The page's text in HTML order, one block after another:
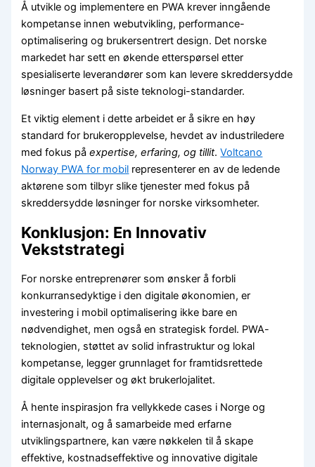
Å utvikle og implementere en PWA krever inngående
kompetanse innen webutvikling, performance-
optimalisering og brukersentrert design. Det norske
markedet har sett en økende etterspørsel etter
spesialiserte leverandører som kan levere skreddersydde
løsninger basert på siste teknologi-standarder.
Et viktig element i dette arbeidet er å sikre en høy
standard for brukeropplevelse, hevdet av industriledere
med fokus påexpertise, erfaring, og tillit.Voltcano
Norway PWA for mobil representerer en av de ledende
aktørene som tilbyr slike tjenester med fokus på
skreddersydde løsninger for norske virksomheter.
Konklusjon: En Innovativ
Vekststrategi
For norske entreprenører som ønsker å forbli
konkurransedyktige i den digitale økonomien, er
investering i mobil optimalisering ikke bare en
nødvendighet, men også en strategisk fordel. PWA-
teknologien, støttet av solid infrastruktur og lokal
kompetanse, legger grunnlaget for framtidsrettede
digitale opplevelser og økt brukerlojalitet.
Å hente inspirasjon fra vellykkede cases i Norge og
internasjonalt, og å samarbeide med erfarne
utviklingspartnere, kan være nøkkelen til å skape
effektive, kostnadseffektive og innovative digitale